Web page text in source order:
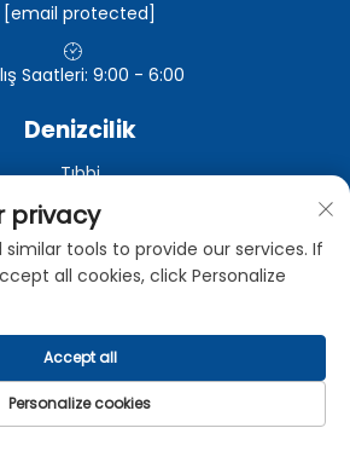
[email protected]
Saatleri: 9:00 - 6:00
Denizcilik
Tıbbi
elektroniği
ve elektrikli cihazlar
Endüstriyel
Zhongman Endüstriyel Co., Ltd. Tüm
Saklıdır - Gizlilik Politikası
privacy
tools to provide our services. If
all cookies, click Personalize
Personalize cookies
Accept all